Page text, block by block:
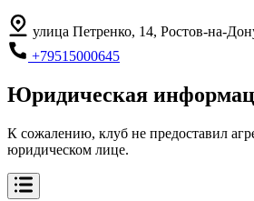
улица Петренко, 14, Ростов-на-
+79515000645
Юридическая
К сожалению, клуб не предоставил
юридическом лице.